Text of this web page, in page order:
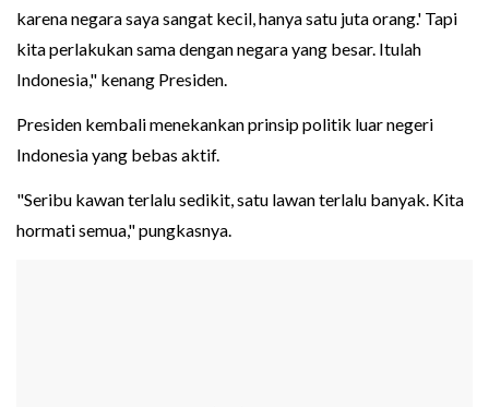
karena negara saya sangat kecil, hanya satu juta orang.' Tapi
kita perlakukan sama dengan negara yang besar. Itulah
Indonesia," kenang Presiden.
Presiden kembali menekankan prinsip politik luar negeri
Indonesia yang bebas aktif.
"Seribu kawan terlalu sedikit, satu lawan terlalu banyak. Kita
hormati semua," pungkasnya.